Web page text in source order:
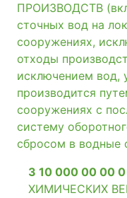
ПРОИЗВОДСТВ
сточных вод на
сооружениях,
отходы
исключением вод,
производится
сооружениях с
систему
сбросом в водные
3 10 000 00 00 0
ХИМИЧЕСКИХ